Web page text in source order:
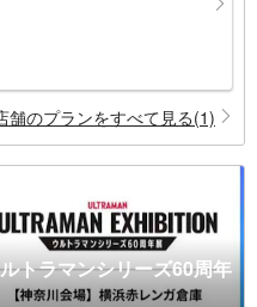
舗のプランをすべて見る(1)
トラマンシリーズ60周年